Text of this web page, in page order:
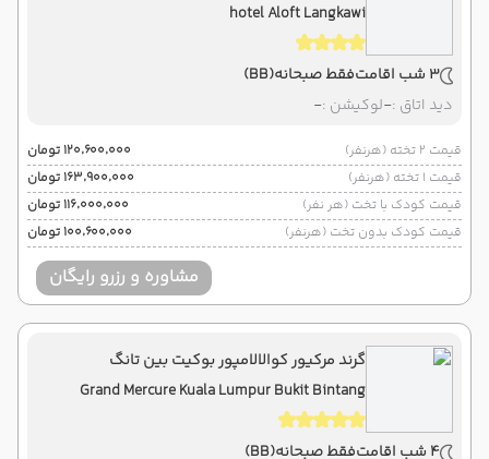
hotel Aloft Langkawi
3 شب اقامت فقط صبحانه(BB)
دید اتاق :-لوکیشن :-
قیمت 2 تخته (هرنفر)
۱۲۰٬۶۰۰٬۰۰۰ تومان
قیمت 1 تخته (هرنفر)
۱۶۳٬۹۰۰٬۰۰۰ تومان
قیمت کودک با تخت (هر نفر)
۱۱۶٬۰۰۰٬۰۰۰ تومان
قیمت کودک بدون تخت (هرنفر)
۱۰۰٬۶۰۰٬۰۰۰ تومان
مشاوره و رزرو رایگان
گرند مرکیور کوالالامپور بوکیت بین تانگ
Grand Mercure Kuala Lumpur Bukit Bintang
4 شب اقامت فقط صبحانه(BB)